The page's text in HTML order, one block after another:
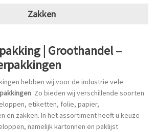
Zakken
| Groothandel –
hebben wij voor de industrie vele
. Zo bieden wij verschillende soorten
etiketten, folie, papier,
en zakken. In het assortiment heeft u keuze
namelijk kartonnen en paklijst